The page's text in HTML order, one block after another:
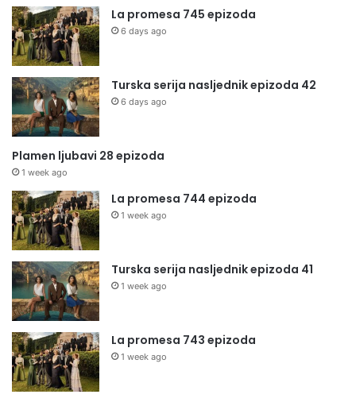
La promesa 745 epizoda
6 days ago
Turska serija nasljednik epizoda 42
6 days ago
Plamen ljubavi 28 epizoda
1 week ago
La promesa 744 epizoda
1 week ago
Turska serija nasljednik epizoda 41
1 week ago
La promesa 743 epizoda
1 week ago